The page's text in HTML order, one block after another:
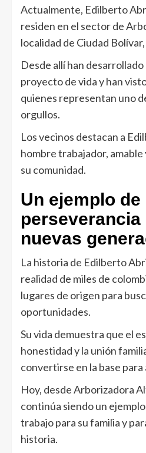
Actualmente, Edilberto
residen en el sector de
localidad de Ciudad
Desde allí han
proyecto de vida y han
quienes representan uno
orgullos.
Los vecinos destacan a
hombre trabajador,
su comunidad.
Un ejemplo de
perseverancia
nuevas
La historia de Edilberto
realidad de miles de
lugares de origen para
oportunidades.
Su vida demuestra que el
honestidad y la unión
convertirse en la base para
Hoy, desde Arborizadora
continúa siendo un
trabajo para su familia y
historia.